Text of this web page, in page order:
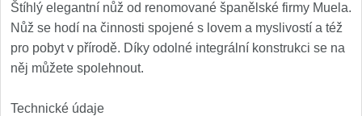
Zavírací nože
Vreckové 6
Taktické 3
Štíhlý elegantní nůž od renomované španělské firmy Muela.
Nůž se hodí na činnosti spojené s lovem a myslivostí a též
pro pobyt v přírodě. Díky odolné integrální konstrukci se na
něj můžete spolehnout.
Technické údaje